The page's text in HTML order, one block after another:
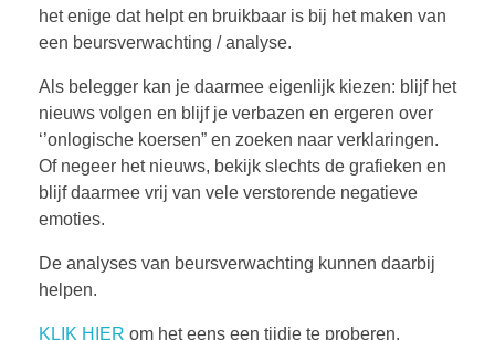
het enige dat helpt en bruikbaar is bij het maken van
een beursverwachting / analyse.
Als belegger kan je daarmee eigenlijk kiezen: blijf het
nieuws volgen en blijf je verbazen en ergeren over
‘’onlogische koersen” en zoeken naar verklaringen.
Of negeer het nieuws, bekijk slechts de grafieken en
blijf daarmee vrij van vele verstorende negatieve
emoties.
De analyses van beursverwachting kunnen daarbij
helpen.
KLIK HIER om het eens een tijdje te proberen.